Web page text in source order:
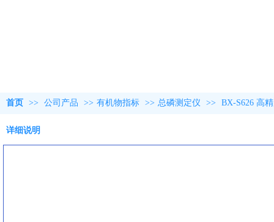
首页 >> 公司产品 >> 有机物指标 >> 总磷测定仪 >> BX-S626 高
详细说明